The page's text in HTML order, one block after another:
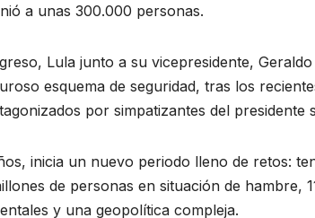
a unas 300.000 personas.
Lula junto a su vicepresidente,
esquema de seguridad, tras los
por simpatizantes del presidente
inicia un nuevo periodo lleno de retos:
de personas en situación de hambre,
y una geopolítica compleja.